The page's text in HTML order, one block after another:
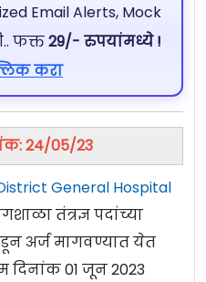
Email Alerts, Mock
फक्त29/- रुपयांमध्ये !
करा
24/05/23
General Hospital
तंत्रज्ञ पदांच्या
अर्ज मागवण्यात येत
दिनांक 01 जून 2023